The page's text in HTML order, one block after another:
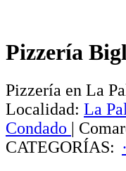
Pizzería
Pizzería en La
Localidad: La
Condado |
CATEGORÍAS: